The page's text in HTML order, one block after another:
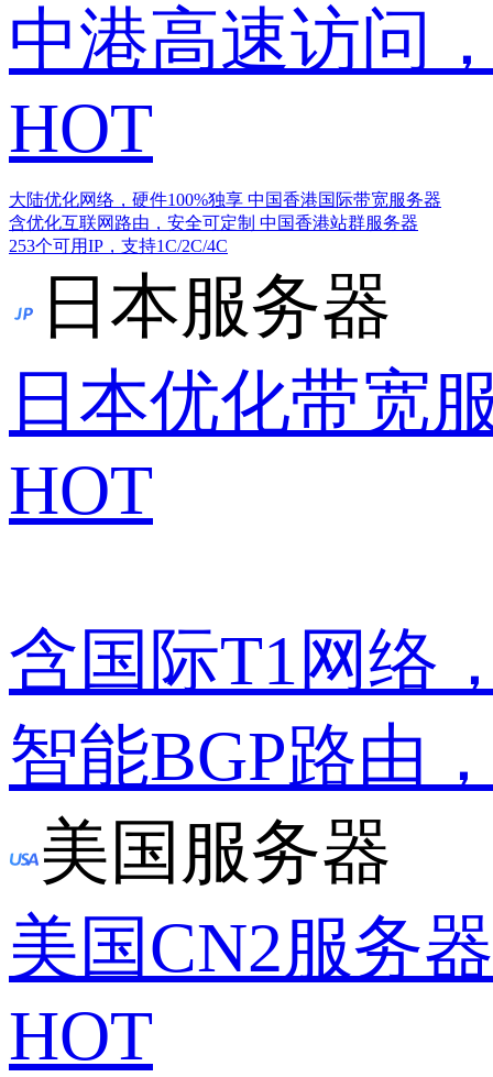
中港高速访问
HOT
大陆优化网络，硬件100%独享 中国香港国际带宽服务器
含优化互联网路由，安全可定制 中国香港站群服务器
253个可用IP，支持1C/2C/4C
日本服务器
日本优化带宽
HOT
含国际T1网络
智能BGP路由
美国服务器
美国CN2服务器
HOT